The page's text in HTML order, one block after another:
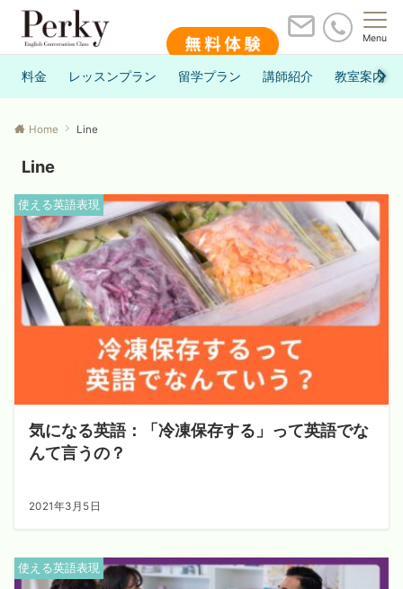
Menu
料金 レッスンプラン 留学プラン 講師紹介 教室案内
Home Line
Line
使える英語表現
気になる英語：「冷凍保存する」って英語でな
んて言うの？
2021年3月5日
使える英語表現